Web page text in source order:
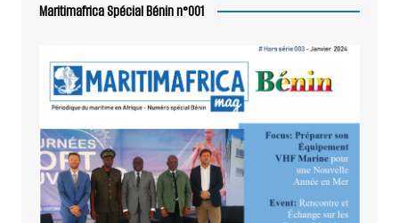
Maritimafrica Spécial Bénin n°001